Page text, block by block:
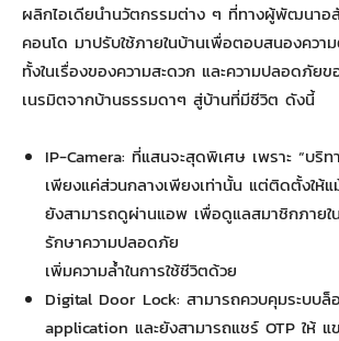
ผลิกไอเดียนำนวัตกรรมต่าง ๆ ที่ทางผู้พัฒนาอสั
คอนโด มาปรับใช้ภายในบ้านเพื่อตอบสนองควา
ทั้งในเรื่องของความสะดวก และความปลอดภัย
เนรมิตจากบ้านธรรมดาๆ สู่บ้านที่มีชีวิต ดังนี้
IP-Camera: ที่แสนจะสุดพิเศษ เพราะ “บริท
เพียงแค่ส่วนกลางเพียงเท่านั้น แต่ติดตั้งให้
ยังสามารถดูผ่านแอพ เพื่อดูแลสมาชิกภายใ
รักษาความปลอดภัย
เพิ่มความล้ำในการใช้ชีวิตด้วย
Digital Door Lock: สามารถควบคุมระบบ
application และยังสามารถแชร์ OTP ให้